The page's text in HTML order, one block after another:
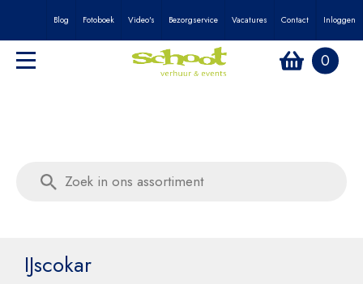
Blog Fotoboek Video's Bezorgservice Vacatures Contact Inloggen
0
IJscokar